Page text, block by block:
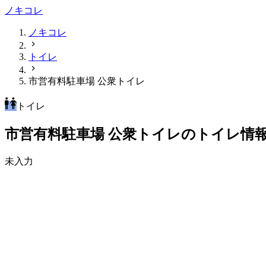
ノキコレ
ノキコレ
トイレ
市営有料駐車場 公衆トイレ
トイレ
市営有料駐車場 公衆トイレのトイレ情
未入力